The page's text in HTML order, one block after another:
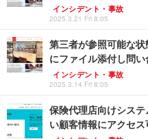
インシデント・事故
2025.3.21 Fri 8:05
第三者が参照可能な
にファイル添付し問
インシデント・事故
2025.3.14 Fri 8:05
保険代理店向けシス
い顧客情報にアクセス